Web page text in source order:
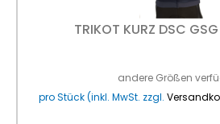
TRIKOT KURZ DSC
andere Größen
pro Stück (inkl. MwSt. zzgl.